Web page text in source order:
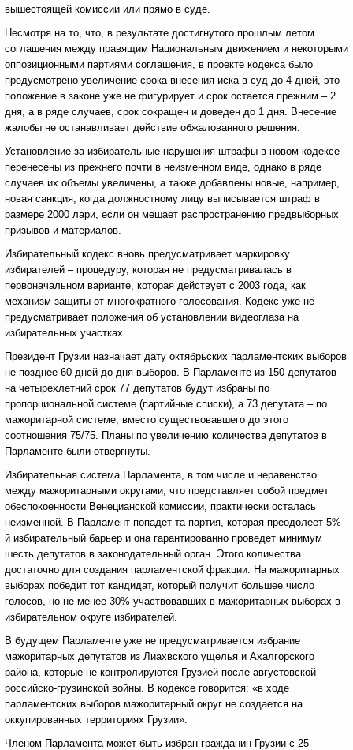
вышестоящей комиссии или прямо в суде.
Несмотря на то, что, в результате достигнутого прошлым летом
соглашения между правящим Национальным движением и некоторыми
оппозиционными партиями соглашения, в проекте кодекса было
предусмотрено увеличение срока внесения иска в суд до 4 дней, это
положение в законе уже не фигурирует и срок остается прежним – 2
дня, а в ряде случаев, срок сокращен и доведен до 1 дня. Внесение
жалобы не останавливает действие обжалованного решения.
Установление за избирательные нарушения штрафы в новом кодексе
перенесены из прежнего почти в неизменном виде, однако в ряде
случаев их объемы увеличены, а также добавлены новые, например,
новая санкция, когда должностному лицу выписывается штраф в
размере 2000 лари, если он мешает распространению предвыборных
призывов и материалов.
Избирательный кодекс вновь предусматривает маркировку
избирателей – процедуру, которая не предусматривалась в
первоначальном варианте, которая действует с 2003 года, как
механизм защиты от многократного голосования. Кодекс уже не
предусматривает положения об установлении видеоглаза на
избирательных участках.
Президент Грузии назначает дату октябрьских парламентских выборов
не позднее 60 дней до дня выборов. В Парламенте из 150 депутатов
на четырехлетний срок 77 депутатов будут избраны по
пропорциональной системе (партийные списки), а 73 депутата – по
мажоритарной системе, вместо существовавшего до этого
соотношения 75/75. Планы по увеличению количества депутатов в
Парламенте были отвергнуты.
Избирательная система Парламента, в том числе и неравенство
между мажоритарными округами, что представляет собой предмет
обеспокоенности Венецианской комиссии, практически осталась
неизменной. В Парламент попадет та партия, которая преодолеет 5%-
й избирательный барьер и она гарантированно проведет минимум
шесть депутатов в законодательный орган. Этого количества
достаточно для создания парламентской фракции. На мажоритарных
выборах победит тот кандидат, который получит большее число
голосов, но не менее 30% участвовавших в мажоритарных выборах в
избирательном округе избирателей.
В будущем Парламенте уже не предусматривается избрание
мажоритарных депутатов из Лиахвского ущелья и Ахалгорского
района, которые не контролируются Грузией после августовской
российско-грузинской войны. В кодексе говорится: «в ходе
парламентских выборов мажоритарный округ не создается на
оккупированных территориях Грузии».
Членом Парламента может быть избран гражданин Грузии с 25-